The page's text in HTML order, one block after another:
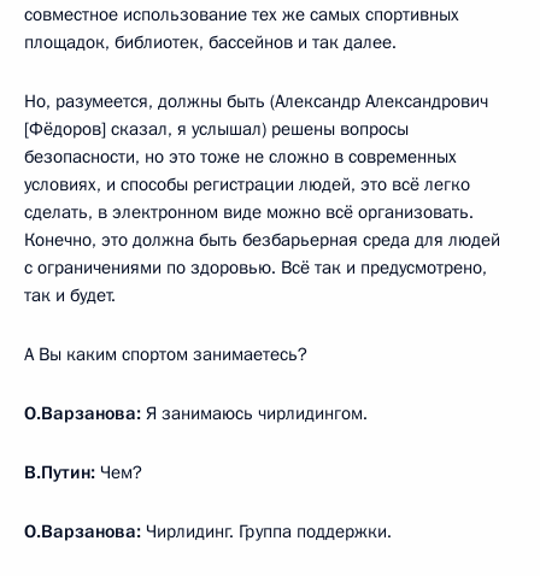
совместное использование тех же самых спортивных
площадок, библиотек, бассейнов и так далее.
Но, разумеется, должны быть (Александр Александрович
[Фёдоров] сказал, я услышал) решены вопросы
безопасности, но это тоже не сложно в современных
условиях, и способы регистрации людей, это всё легко
сделать, в электронном виде можно всё организовать.
Конечно, это должна быть безбарьерная среда для людей
с ограничениями по здоровью. Всё так и предусмотрено,
так и будет.
А Вы каким спортом занимаетесь?
О.Варзанова: Я занимаюсь чирлидингом.
В.Путин: Чем?
О.Варзанова: Чирлидинг. Группа поддержки.